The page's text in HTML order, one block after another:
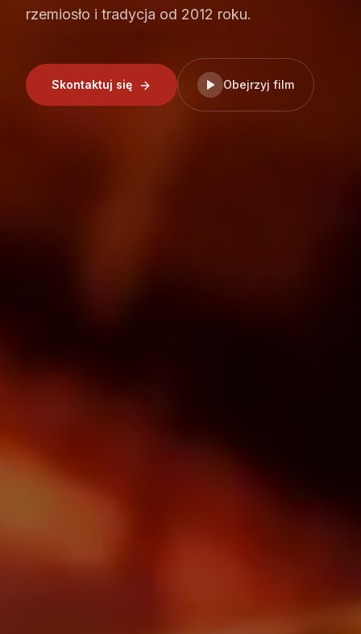
rzemiosło i tradycja od 2012 roku.
Skontaktuj się Obejrzyj film